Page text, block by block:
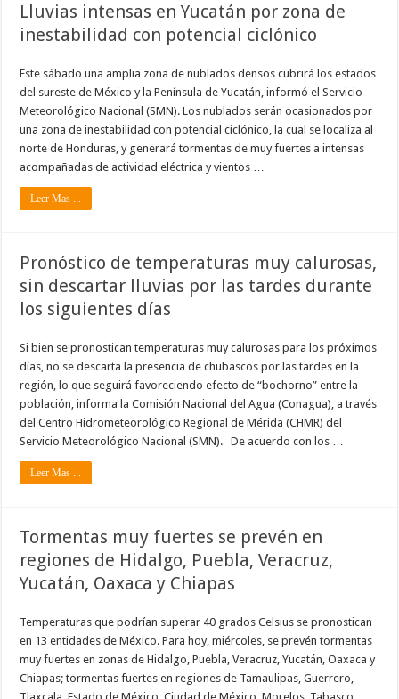
Lluvias intensas en Yucatán por zona de
inestabilidad con potencial ciclónico
Este sábado una amplia zona de nublados densos cubrirá los estados
del sureste de México y la Península de Yucatán, informó el Servicio
Meteorológico Nacional (SMN). Los nublados serán ocasionados por
una zona de inestabilidad con potencial ciclónico, la cual se localiza al
norte de Honduras, y generará tormentas de muy fuertes a intensas
acompañadas de actividad eléctrica y vientos …
Leer Mas ...
Pronóstico de temperaturas muy calurosas,
sin descartar lluvias por las tardes durante
los siguientes días
Si bien se pronostican temperaturas muy calurosas para los próximos
días, no se descarta la presencia de chubascos por las tardes en la
región, lo que seguirá favoreciendo efecto de “bochorno” entre la
población, informa la Comisión Nacional del Agua (Conagua), a través
del Centro Hidrometeorológico Regional de Mérida (CHMR) del
Servicio Meteorológico Nacional (SMN). De acuerdo con los …
Leer Mas ...
Tormentas muy fuertes se prevén en
regiones de Hidalgo, Puebla, Veracruz,
Yucatán, Oaxaca y Chiapas
Temperaturas que podrían superar 40 grados Celsius se pronostican
en 13 entidades de México. Para hoy, miércoles, se prevén tormentas
muy fuertes en zonas de Hidalgo, Puebla, Veracruz, Yucatán, Oaxaca y
Chiapas; tormentas fuertes en regiones de Tamaulipas, Guerrero,